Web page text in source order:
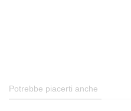
Potrebbe piacerti anche